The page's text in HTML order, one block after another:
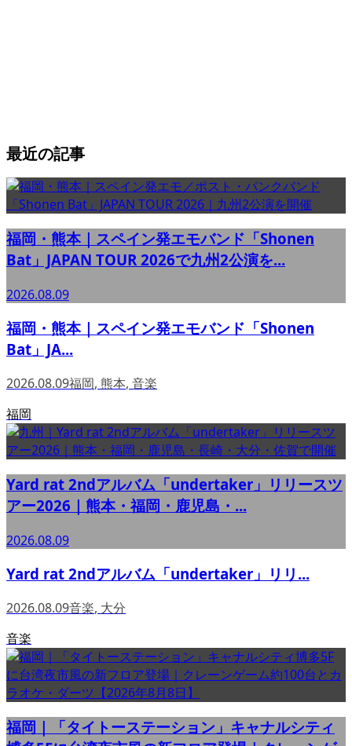
最近の記事
福岡・熊本｜スペイン発エモバンド「Shonen
Bat」JAPAN TOUR 2026で九州2公演を...
2026.08.09
福岡・熊本｜スペイン発エモバンド「Shonen
Bat」JA...
2026.08.09福岡, 熊本, 音楽
福岡
Yard rat 2ndアルバム「undertaker」リリースツ
アー2026｜熊本・福岡・鹿児島・...
2026.08.09
Yard rat 2ndアルバム「undertaker」リリ...
2026.08.09音楽, 大分
音楽
福岡｜「タイトーステーション」キャナルシティ